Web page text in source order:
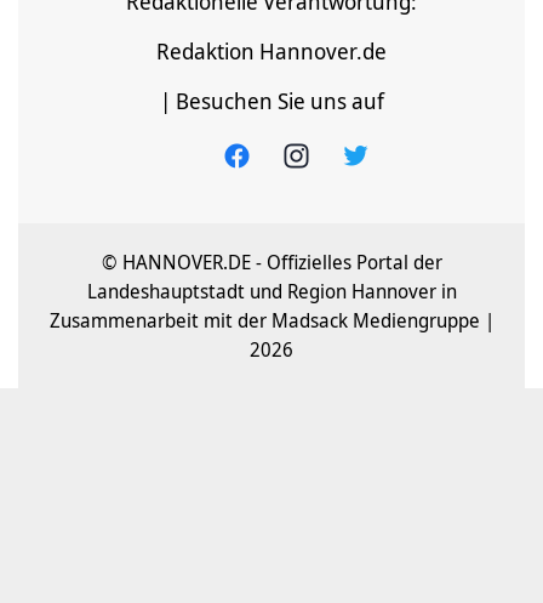
Redaktion Hannover.de
| Besuchen Sie uns auf
© HANNOVER.DE - Offizielles Portal der
Landeshauptstadt und Region Hannover in
Zusammenarbeit mit der Madsack Mediengruppe |
2026